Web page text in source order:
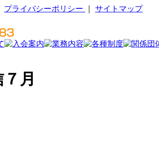
プライバシーポリシー サイトマップ
月